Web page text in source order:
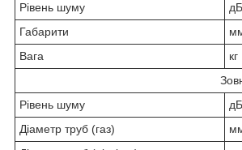
Рівень шуму
Габарити
Вага
кг
Зовнішній
Рівень шуму
Діаметр труб (газ)